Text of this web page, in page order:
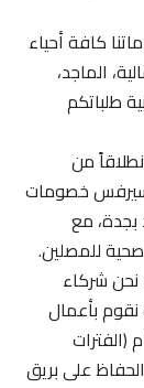
كافة أحياء
الماجد،
من
خصومات
مع
للمصلين.
شركاء
بأعمال
على بريق